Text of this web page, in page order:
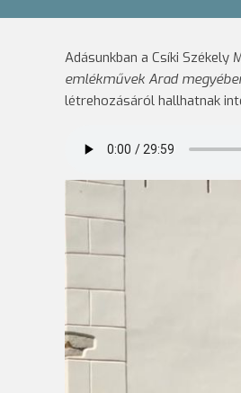
Adásunkban a Csíki Székely
emlékművek Arad
létrehozásáról hallhatnak